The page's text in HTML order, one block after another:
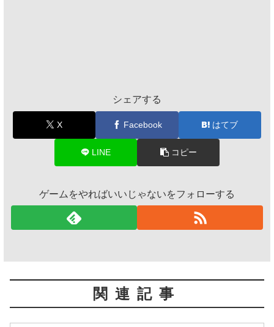
シェアする
X Facebook はてブ
LINE コピー
ゲームをやればいいじゃないをフォローする
関連記事